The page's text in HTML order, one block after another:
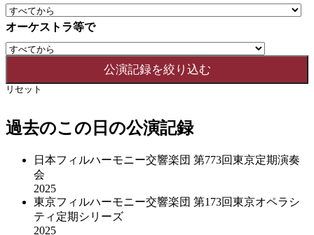
オーケストラ等で
リセット
過去のこの日の公演記録
日本フィルハーモニー交響楽団 第773回東京定期演奏
会
2025
東京フィルハーモニー交響楽団 第173回東京オペラシ
ティ定期シリーズ
2025